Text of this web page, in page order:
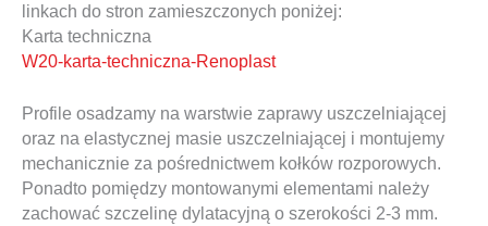
linkach do stron zamieszczonych poniżej:
Karta techniczna
W20-karta-techniczna-Renoplast
Profile osadzamy na warstwie zaprawy uszczelniającej
oraz na elastycznej masie uszczelniającej i montujemy
mechanicznie za pośrednictwem kołków rozporowych.
Ponadto pomiędzy montowanymi elementami należy
zachować szczelinę dylatacyjną o szerokości 2-3 mm.